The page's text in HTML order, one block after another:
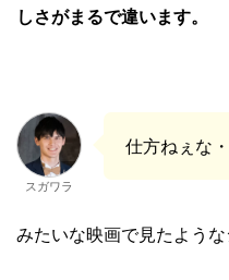
しさがまるで違います。
スガワラ
仕方ねぇな
みたいな映画で見たような